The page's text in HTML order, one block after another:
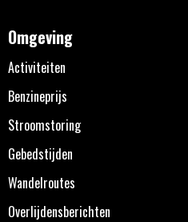
Omgeving
Activiteiten
Benzineprijs
Stroomstoring
Gebedstijden
Wandelroutes
Overlijdensberichten